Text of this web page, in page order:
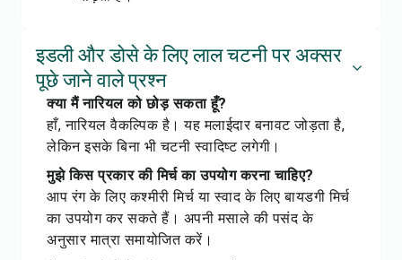
इडली और डोसे के लिए लाल चटनी पर अक्सर
पूछे जाने वाले प्रश्न
क्या मैं नारियल को छोड़ सकता हूँ?
हाँ, नारियल वैकल्पिक है। यह मलाईदार बनावट जोड़ता है,
लेकिन इसके बिना भी चटनी स्वादिष्ट लगेगी।
मुझे किस प्रकार की मिर्च का उपयोग करना चाहिए?
आप रंग के लिए कश्मीरी मिर्च या स्वाद के लिए बायडगी मिर्च
का उपयोग कर सकते हैं। अपनी मसाले की पसंद के
अनुसार मात्रा समायोजित करें।